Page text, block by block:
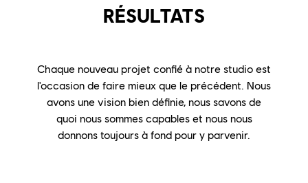
RÉSULTATS
Chaque nouveau projet confié à notre studio est
l'occasion de faire mieux que le précédent. Nous
avons une vision bien définie, nous savons de
quoi nous sommes capables et nous nous
donnons toujours à fond pour y parvenir.